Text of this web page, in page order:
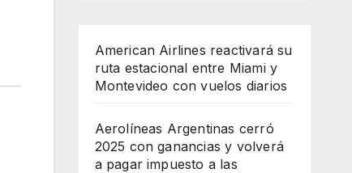
American Airlines reactivará su
ruta estacional entre Miami y
Montevideo con vuelos diarios
Aerolíneas Argentinas cerró
2025 con ganancias y volverá
a pagar impuesto a las